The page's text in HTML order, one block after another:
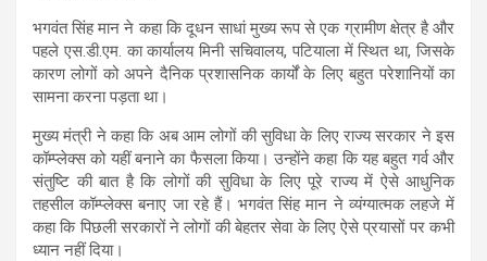
भगवंत सिंह मान ने कहा कि दूधन साधां मुख्य रूप से एक ग्रामीण क्षेत्र है और
पहले एस.डी.एम. का कार्यालय मिनी सचिवालय, पटियाला में स्थित था, जिसके
कारण लोगों को अपने दैनिक प्रशासनिक कार्यों के लिए बहुत परेशानियों का
सामना करना पड़ता था।
मुख्य मंत्री ने कहा कि अब आम लोगों की सुविधा के लिए राज्य सरकार ने इस
कॉम्प्लेक्स को यहीं बनाने का फैसला किया। उन्होंने कहा कि यह बहुत गर्व और
संतुष्टि की बात है कि लोगों की सुविधा के लिए पूरे राज्य में ऐसे आधुनिक
तहसील कॉम्प्लेक्स बनाए जा रहे हैं। भगवंत सिंह मान ने व्यंग्यात्मक लहजे में
कहा कि पिछली सरकारों ने लोगों की बेहतर सेवा के लिए ऐसे प्रयासों पर कभी
ध्यान नहीं दिया।